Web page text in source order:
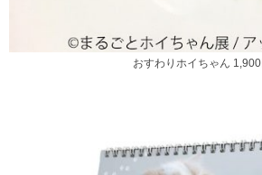
おすわりホイちゃん 1,900